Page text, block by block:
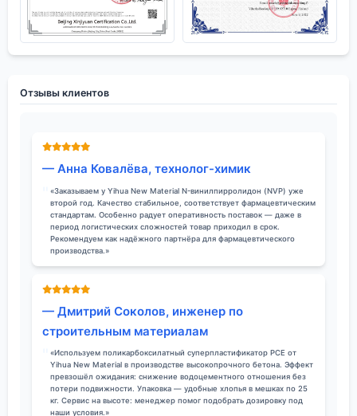
Отзывы клиентов
— Анна Ковалёва, технолог-химик
«Заказываем у Yihua New Material N-винилпирролидон (NVP) уже
второй год. Качество стабильное, соответствует фармацевтическим
стандартам. Особенно радует оперативность поставок — даже в
период логистических сложностей товар приходил в срок.
Рекомендуем как надёжного партнёра для фармацевтического
производства.»
— Дмитрий Соколов, инженер по
строительным материалам
«Используем поликарбоксилатный суперпластификатор PCE от
Yihua New Material в производстве высокопрочного бетона. Эффект
превзошёл ожидания: снижение водоцементного отношения без
потери подвижности. Упаковка — удобные хлопья в мешках по 25
кг. Сервис на высоте: менеджер помог подобрать дозировку под
наши условия.»